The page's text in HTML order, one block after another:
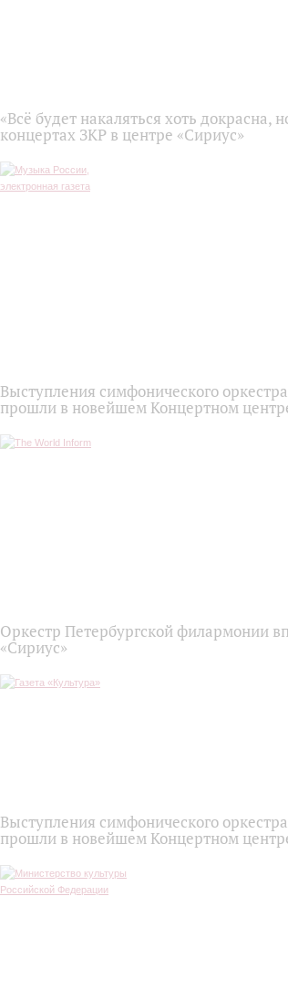
«Всё будет накаляться хоть докрасна,
концертах ЗКР в центре «Сириус»
Выступления симфонического
прошли в новейшем Концертном
Оркестр Петербургской филармонии
«Сириус»
Выступления симфонического
прошли в новейшем Концертном